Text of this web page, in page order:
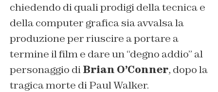
chiedendo di quali prodigi della tecnica e
della computer grafica sia avvalsa la
produzione per riuscire a portare a
termine il film e dare un “degno addio” al
personaggio diBrian O’Conner, dopo la
tragica morte di Paul Walker.